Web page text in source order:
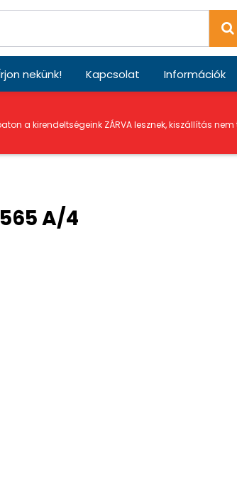
nekünk! Kapcsolat Információk
a kirendeltségeink ZÁRVA lesznek, kiszállítás
A/4